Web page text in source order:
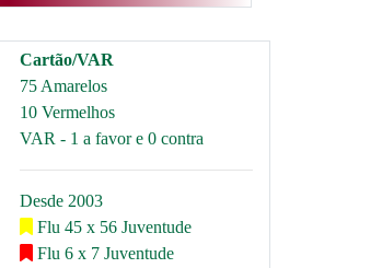
Cartão/VAR
75 Amarelos
10 Vermelhos
VAR - 1 a favor e 0 contra
Desde 2003
Flu 45 x 56 Juventude
Flu 6 x 7 Juventude